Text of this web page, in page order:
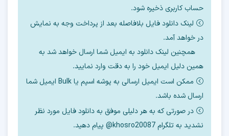
حساب کاربری ذخیره شود.
لینک دانلود فایل بلافاصله بعد از پرداخت وجه به نمایش
در خواهد آمد.
همچنین لینک دانلود به ایمیل شما ارسال خواهد شد به
همین دلیل ایمیل خود را به دقت وارد نمایید.
ممکن است ایمیل ارسالی به پوشه اسپم یا Bulk ایمیل شما
ارسال شده باشد.
در صورتی که به هر دلیلی موفق به دانلود فایل مورد نظر
نشدید به تلگرام khosro20087@ پیام دهید.